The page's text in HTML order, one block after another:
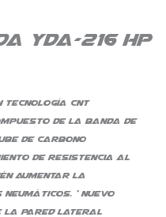
Yda-216 HP
CNT
de la banda de
de carbono
de resistencia al
aumentar la
* Nuevo
la pared lateral